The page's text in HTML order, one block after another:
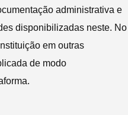
administrativa e
disponibilizadas neste. No
em outras
de modo